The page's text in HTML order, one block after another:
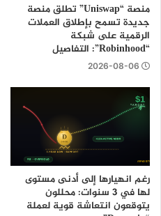
منصة “Uniswap” تطلق منصة
جديدة تسمح بإطلاق العملات
الرقمية على شبكة
“Robinhood”: التفاصيل
2026-08-06
رغم انهيارها إلى أدنى مستوى
لها في 3 سنوات: محللون
يتوقعون انتعاشة قوية لعملة